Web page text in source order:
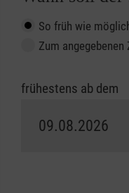
So früh wie
Zum angegebenen
frühestens ab dem